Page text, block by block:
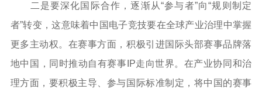
二是要深化国际合作，逐渐从“参与者”向“规则制定
者”转变，这意味着中国电子竞技要在全球产业治理中掌握
更多主动权。在赛事方面，积极引进国际头部赛事品牌落
地中国，同时推动自有赛事IP走向世界。在产业协同和治
理方面，要积极主导、参与国际标准制定，将中国的赛事